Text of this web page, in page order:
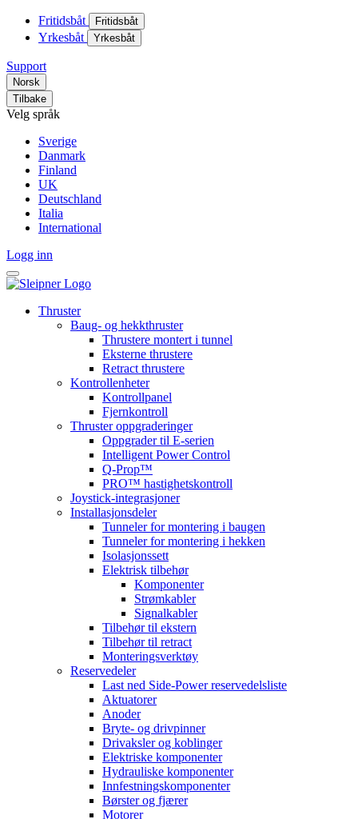
Fritidsbåt Fritidsbåt
Yrkesbåt Yrkesbåt
Support
Norsk
Tilbake
Velg språk
Sverige
Danmark
Finland
UK
Deutschland
Italia
International
Logg inn
Thruster
Baug- og hekkthruster
Thrustere montert i tunnel
Eksterne thrustere
Retract thrustere
Kontrollenheter
Kontrollpanel
Fjernkontroll
Thruster oppgraderinger
Oppgrader til E-serien
Intelligent Power Control
Q-Prop™
PRO™ hastighetskontroll
Joystick-integrasjoner
Installasjonsdeler
Tunneler for montering i baugen
Tunneler for montering i hekken
Isolasjonssett
Elektrisk tilbehør
Komponenter
Strømkabler
Signalkabler
Tilbehør til ekstern
Tilbehør til retract
Monteringsverktøy
Reservedeler
Last ned Side-Power reservedelsliste
Aktuatorer
Anoder
Bryte- og drivpinner
Drivaksler og koblinger
Elektriske komponenter
Hydrauliske komponenter
Innfestningskomponenter
Børster og fjærer
Motorer